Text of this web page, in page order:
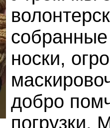
носки,
добро
погрузки.